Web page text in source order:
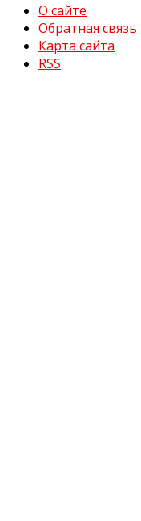
О сайте
Обратная связь
Карта сайта
RSS